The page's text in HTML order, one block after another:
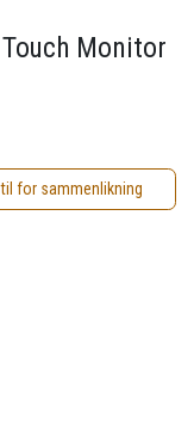
Touch Monitor
til for sammenlikning